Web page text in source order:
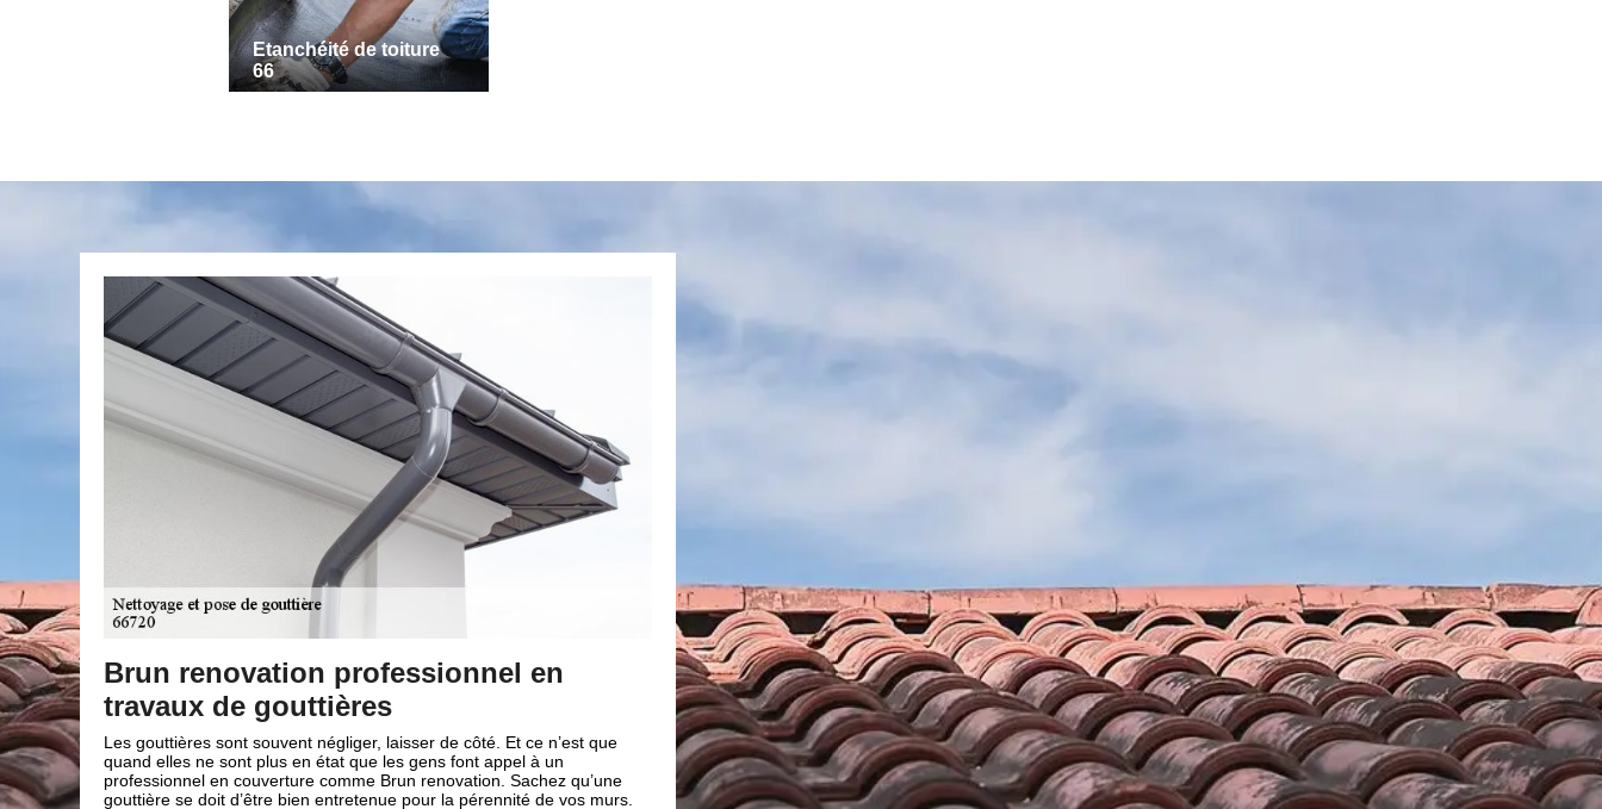
Etanchéité de toiture
66
n’est que
à un
qu’une
de vos murs.
L’installation de gouttière avec Brun
renovation
L’installation d’une gouttière semble être une tâche facile, mais il est
conseiller de faire appel à un professionnel comme Brun renovation
pour s’en occuper. En effet, il est préférable qu’un professionnel prenne
en main les travaux car l’installation d’une gouttière nécessite des
Passer à un changement de votre
gouttière à Planezes
Pour qu’une maison soit plus durable, il est impératif de contrôler
l’écoulement des eaux de pluie. Ceci est une tâche confiée à une
gouttière. Alors si votre gouttière dans le 66720 présente des difficultés
à faire cette action, donc il est temps de la changer. Justement, la
Brun renovation
travaux de gouttières
Les gouttières sont souvent négliger, laisser de
quand elles ne sont plus en état que les gens
professionnel en couverture comme Brun
gouttière se doit d’être bien entretenue pour la